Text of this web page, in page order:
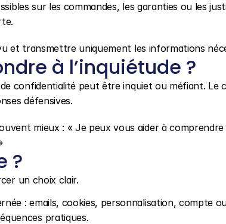
sur les commandes, les garanties ou les
et transmettre uniquement les informations
à l’inquiétude ?
confidentialité peut être inquiet ou méfiant.
défensives.
mieux : « Je peux vous aider à
?
un choix clair.
: emails, cookies, personnalisation, compte
pratiques.